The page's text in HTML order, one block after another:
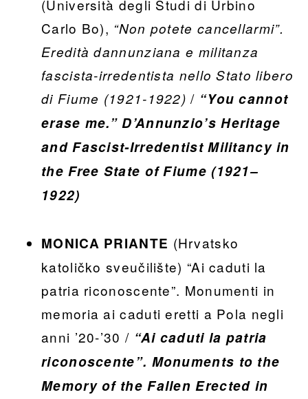
(Università degli Studi di Urbino
Carlo Bo), “Non potete cancellarmi”.
Eredità dannunziana e militanza
fascista-irredentista nello Stato libero
di Fiume (1921-1922) / “You cannot
erase me.”D’Annunzio’s Heritage
and Fascist-Irredentist Militancy in
the Free State of Fiume (1921–
1922)
MONICA PRIANTE (Hrvatsko
katoličko sveučilište) “Ai caduti la
patria riconoscente”. Monumenti in
memoria ai caduti eretti a Pola negli
anni ’20-’30 / “Ai caduti la patria
riconoscente”. Monuments to the
Memory of the Fallen Erected in